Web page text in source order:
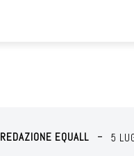
REDAZIONE EQUALL 5